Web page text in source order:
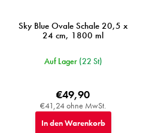
Sky Blue Ovale Schale 20,5 x
24 cm, 1800 ml
Auf Lager (22 St)
€41,24 ohne MwSt.
€49,90
In den Warenkorb